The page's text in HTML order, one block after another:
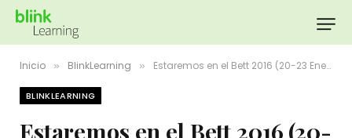
Inicio » BlinkLearning » Estaremos en el Bett 2016 (20-23 Enero)
BLINKLEARNING
Estaremos en el Bett 2016 (20-